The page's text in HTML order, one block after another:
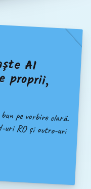
AI
pe vorbire clară.
uri RO și outro-uri